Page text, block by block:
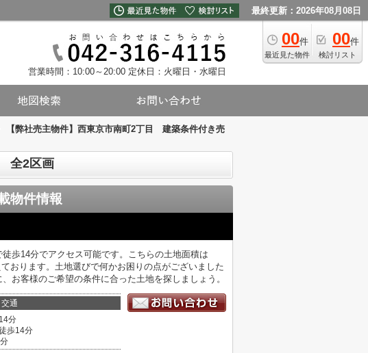
最終更新：2026年08月08日
00件
最近見た物件
00件
検討リスト
営業時間：10:00～20:00 定休日：火曜日・水曜日
【弊社売主物件】西東京市南町2丁目 建築条件付き売
全2区画
物件情報
歩14分でアクセス可能です。こちらの土地面積は
おります。土地選びで何かお困りの点がございました
お客様のご希望の条件に合った土地を探しましょう。
交通
分
歩14分